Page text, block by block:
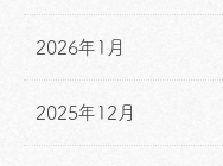
2026年1月
2025年12月